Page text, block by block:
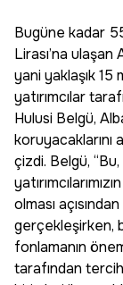
Bugüne kadar
Lirası’na ulaşan
yani yaklaşık 15
yatırımcılar
Hulusi Belgü,
koruyacaklarını
çizdi. Belgü,
olması
gerçekleşirken,
fonlamanın
tarafından